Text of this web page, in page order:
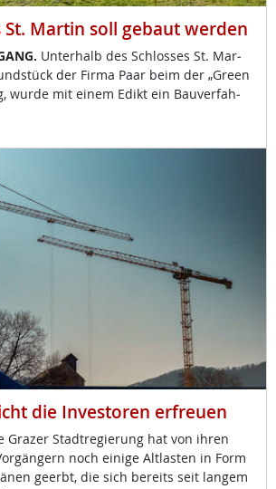
St. Martin soll gebaut werden
Un­ter­halb des Sch­los­ses St. Mar­
der Fir­ma Paar beim der „Gre­en
wur­de mit ei­nem Edikt ein Bau­ver­fah­
die Investoren erfreuen
Gra­zer Stadt­re­gie­rung hat von ih­ren
noch ei­ni­ge Alt­las­ten in Form
ge­erbt, die sich be­reits seit lan­gem